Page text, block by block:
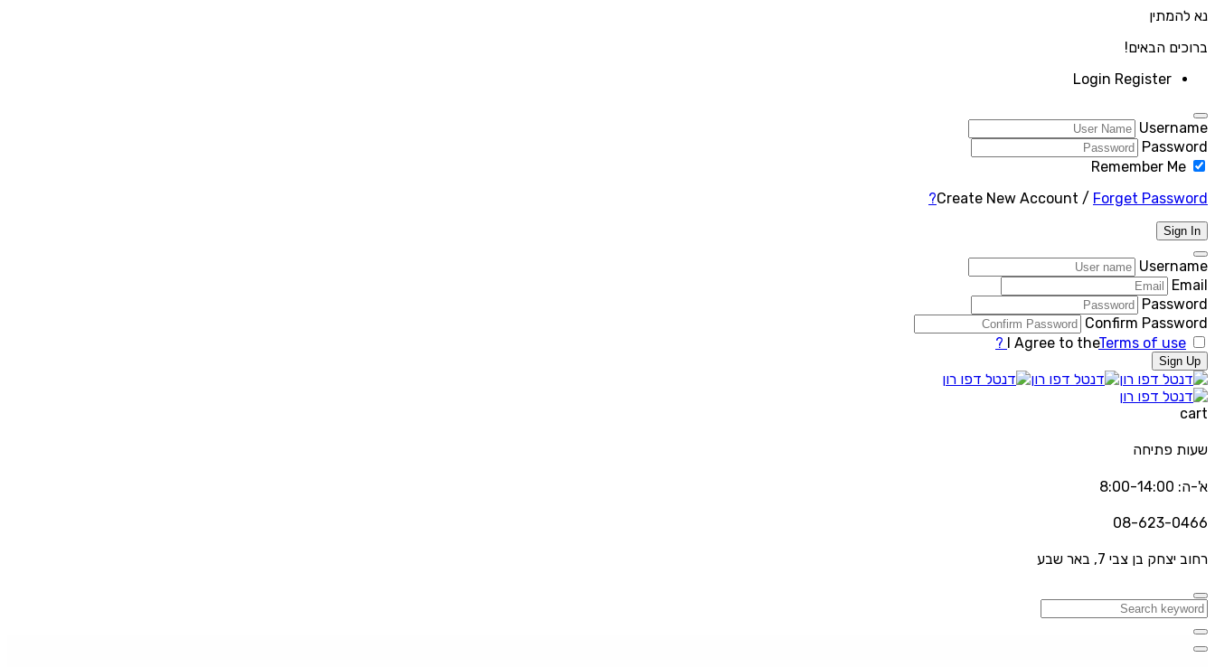
נא להמתין
ברוכים הבאים!
Login Register
Username
Password
Remember Me
Create New Account / Forget Password?
Sign In
Username
Email
Password
Confirm Password
I Agree to theTerms of use ?
Sign Up
cart
שעות פתיחה
א'-ה: 8:00-14:00
08-623-0466
רחוב יצחק בן צבי 7, באר שבע